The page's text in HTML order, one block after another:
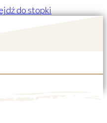
do stopki